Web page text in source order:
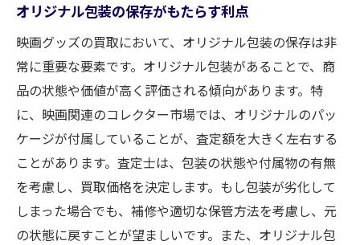
オリジナル包装の保存がもたらす利点
映画グッズの買取において、オリジナル包装の保存は非
常に重要な要素です。オリジナル包装があることで、商
品の状態や価値が高く評価される傾向があります。特
に、映画関連のコレクター市場では、オリジナルのパッ
ケージが付属していることが、査定額を大きく左右する
ことがあります。査定士は、包装の状態や付属物の有無
を考慮し、買取価格を決定します。もし包装が劣化して
しまった場合でも、補修や適切な保管方法を考慮し、元
の状態に戻すことが望ましいです。また、オリジナル包